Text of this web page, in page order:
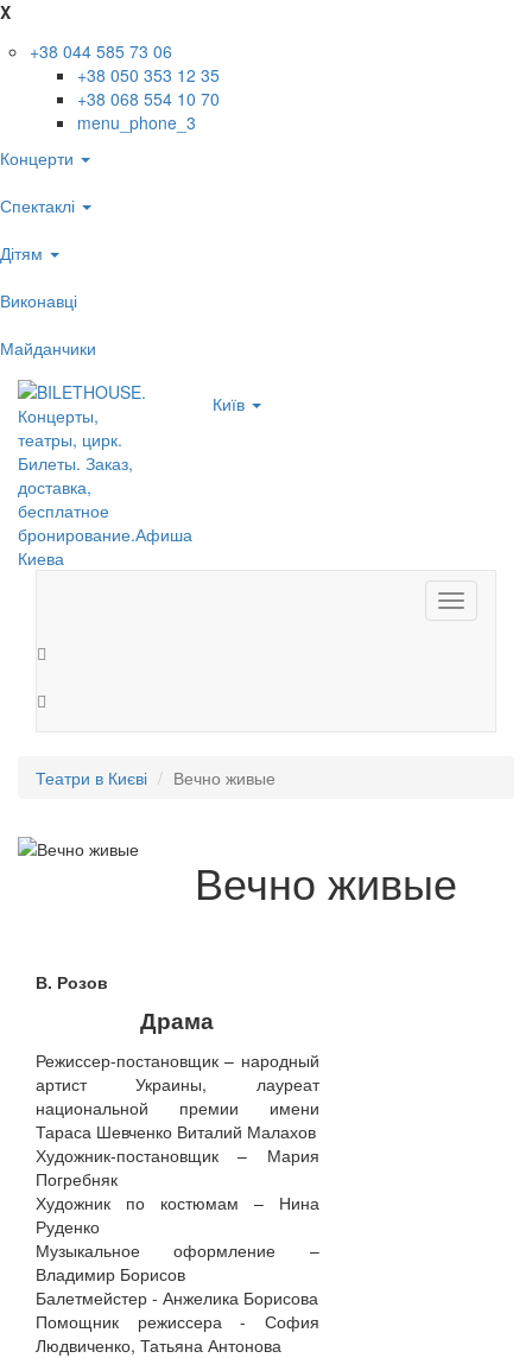
X
+38 044 585 73 06
+38 050 353 12 35
+38 068 554 10 70
menu_phone_3
Концерти
Спектаклі
Дітям
Виконавці
Майданчики
Київ
Toggle
navigation
Театри в Києві Вечно живые
Вечно живые
В. Розов
Драма
Режиссер-постановщик – народный
артист Украины, лауреат
национальной премии имени
Тараса Шевченко Виталий Малахов
Художник-постановщик – Мария
Погребняк
Художник по костюмам – Нина
Руденко
Музыкальное оформление –
Владимир Борисов
Балетмейстер - Анжелика Борисова
Помощник режиссера - София
Людвиченко, Татьяна Антонова